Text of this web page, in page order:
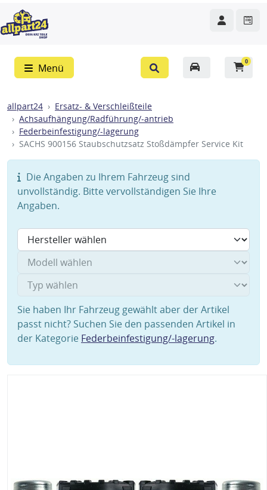
Menü
0
allpart24
Ersatz- & Verschleißteile
Achsaufhängung/Radführung/-antrieb
Federbeinfestigung/-lagerung
SACHS 900156 Staubschutzsatz Stoßdämpfer Service Kit
Die Angaben zu Ihrem Fahrzeug sind
unvollständig. Bitte vervollständigen Sie Ihre
Angaben.
Sie haben Ihr Fahrzeug gewählt aber der Artikel
passt nicht? Suchen Sie den passenden Artikel in
der Kategorie Federbeinfestigung/-lagerung.